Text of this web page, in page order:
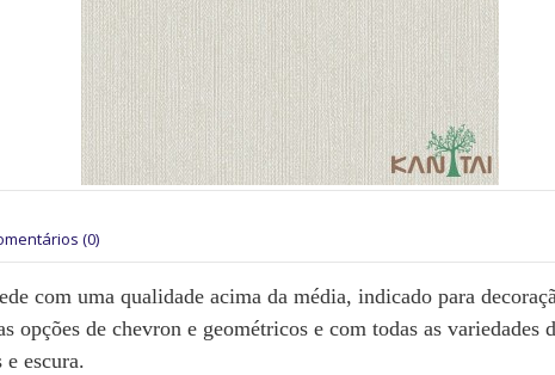
(0)
com uma qualidade acima da média, indicado para
opções de chevron e geométricos e com todas as
escura.